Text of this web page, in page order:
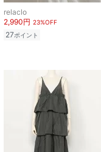
relaclo
2,990円 23%OFF
27ポイント